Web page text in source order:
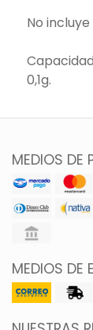
No incluye
0,1g.
MEDIOS DE
MEDIOS DE